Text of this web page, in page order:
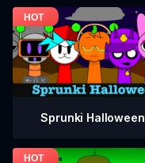
Sprunki Halloween